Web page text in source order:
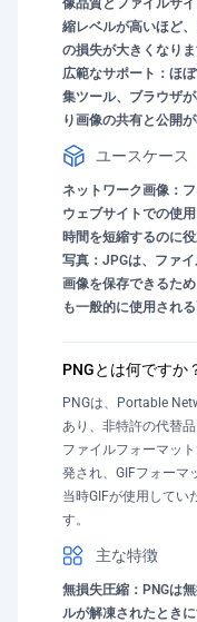
像品質とファイルサ
縮レベルが高いほど
の損失が大きくなり
広範なサポート：ほ
集ツール、ブラウザ
り画像の共有と公開
ユースケース
ネットワーク画像：
ウェブサイトでの使
時間を短縮するのに
写真：JPGは、ファ
画像を保存できるた
も一般的に使用され
PNGとは何ですか
PNGは、Portable
あり、非特許の代替
ファイルフォーマッ
発され、GIFフォーマ
当時GIFが使用してい
す。
主な特徴
無損失圧縮：PNGは
ルが解凍されたとき